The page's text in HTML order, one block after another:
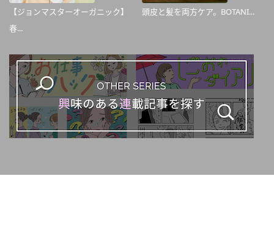
【ジョンマスターオーガニック】
春...
頭皮と髪を両方ケア。BOTANI...